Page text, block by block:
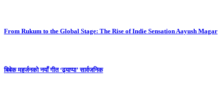
From Rukum to the Global Stage: The Rise of Indie Sensation Aayush Magar
बिबेक महर्जनको नयाँ गीत ‘ढ्याप्पा’ सार्वजनिक